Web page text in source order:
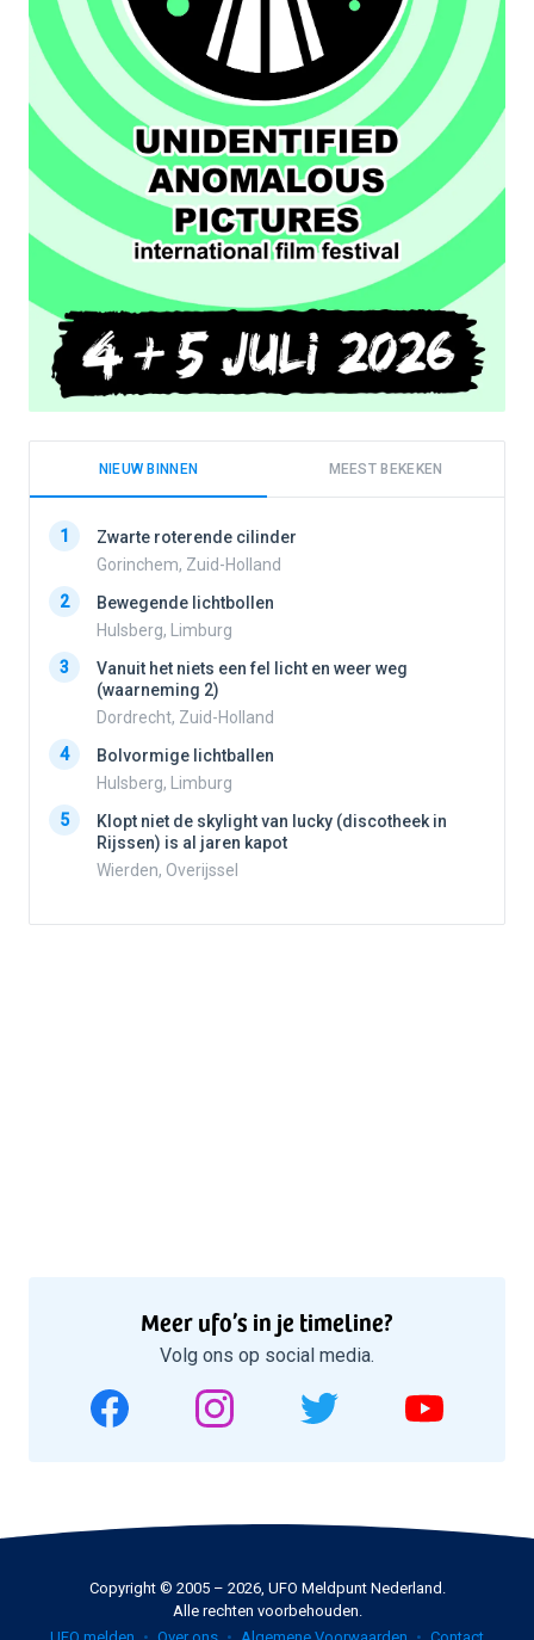
NIEUW BINNEN MEEST BEKEKEN
1
Zwarte roterende cilinder
Gorinchem, Zuid-Holland
2
Bewegende lichtbollen
Hulsberg, Limburg
3
Vanuit het niets een fel licht en weer weg
(waarneming 2)
Dordrecht, Zuid-Holland
4
Bolvormige lichtballen
Hulsberg, Limburg
5
Klopt niet de skylight van lucky (discotheek in
Rijssen) is al jaren kapot
Wierden, Overijssel
Meer ufo’s in je timeline?
Volg ons op social media.
Copyright © 2005 – 2026, UFO Meldpunt Nederland.
Alle rechten voorbehouden.